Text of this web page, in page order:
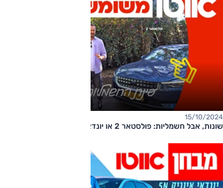
15/10/2024
שונות, אבל חשמליות: פולסטאר 2 או יונדאי איוניק 5 משומשות